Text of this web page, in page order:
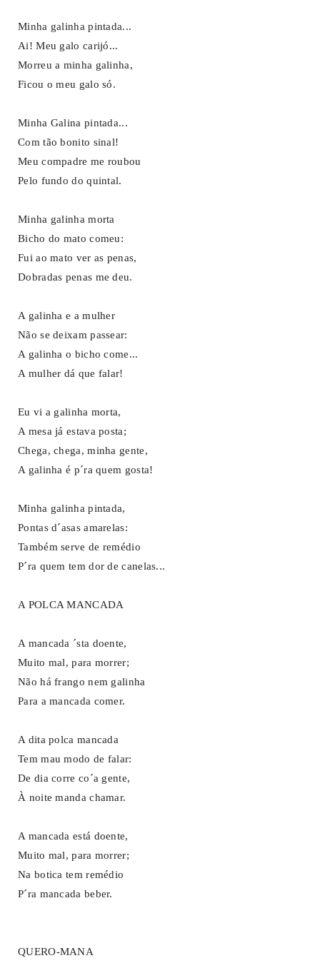
Minha galinha pintada...
Ai! Meu galo carijó...
Morreu a minha galinha,
Ficou o meu galo só.
Minha Galina pintada...
Com tão bonito sinal!
Meu compadre me roubou
Pelo fundo do quintal.
Minha galinha morta
Bicho do mato comeu:
Fui ao mato ver as penas,
Dobradas penas me deu.
A galinha e a mulher
Não se deixam passear:
A galinha o bicho come...
A mulher dá que falar!
Eu vi a galinha morta,
A mesa já estava posta;
Chega, chega, minha gente,
A galinha é p´ra quem gosta!
Minha galinha pintada,
Pontas d´asas amarelas:
Também serve de remédio
P´ra quem tem dor de canelas...
A POLCA MANCADA
A mancada ´sta doente,
Muito mal, para morrer;
Não há frango nem galinha
Para a mancada comer.
A dita polca mancada
Tem mau modo de falar:
De dia corre co´a gente,
À noite manda chamar.
A mancada está doente,
Muito mal, para morrer;
Na botica tem remédio
P´ra mancada beber.
QUERO-MANA